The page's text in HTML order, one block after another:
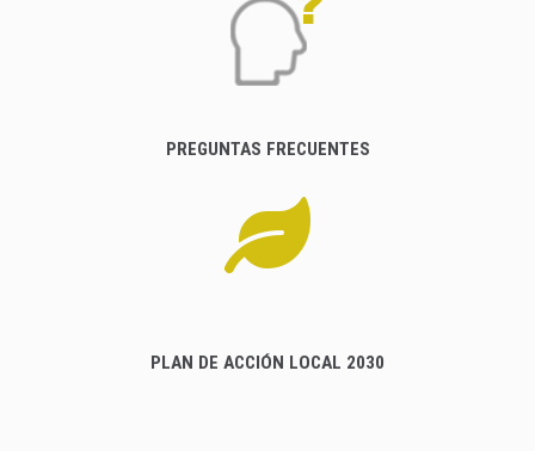
PREGUNTAS FRECUENTES
PLAN DE ACCIÓN LOCAL 2030